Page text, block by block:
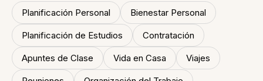
Planificación Personal Bienestar Personal
Planificación de Estudios Contratación
Apuntes de Clase Vida en Casa Viajes